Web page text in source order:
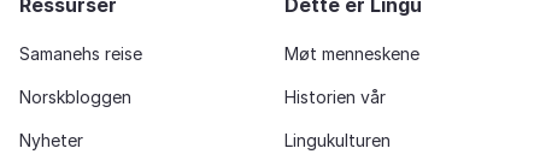
Ressurser
Samanehs reise
Norskbloggen
Nyheter
Dette er Lingu
Møt menneskene
Historien vår
Lingukulturen